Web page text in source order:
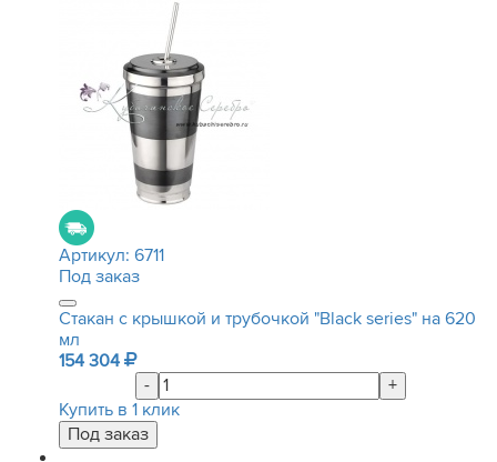
Артикул: 6711
Под заказ
Стакан с крышкой и трубочкой "Black series" на 620
мл
154 304
-
+
Купить в 1 клик